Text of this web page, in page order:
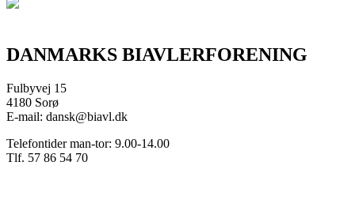
DANMARKS BIAVLERFORENING
Fulbyvej 15
4180 Sorø
E-mail: dansk@biavl.dk
Telefontider man-tor: 9.00-14.00
Tlf. 57 86 54 70